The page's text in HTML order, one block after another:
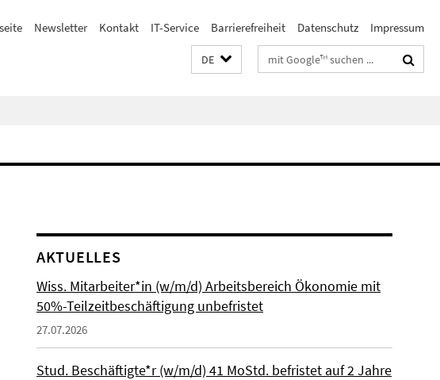
Newsletter Kontakt IT-Service Barrierefreiheit Datenschutz Impressum
DE Suchbegriffe
AKTUELLES
Wiss. Mitarbeiter*in (w/m/d) Arbeitsbereich Ökonomie mit
50%-Teilzeitbeschäftigung unbefristet
27.07.2026
Stud. Beschäftigte*r (w/m/d) 41 MoStd. befristet auf 2 Jahre